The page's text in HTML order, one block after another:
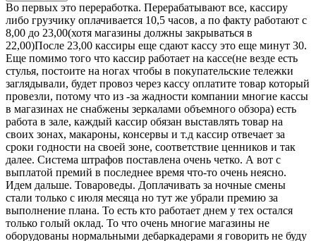
Во первых это переработка. Перерабатывают все, кассиру
либо грузчику оплачивается 10,5 часов, а по факту работают с
8,00 до 23,00(хотя магазины должны закрываться в
22,00)После 23,00 кассиры еще сдают кассу это еще минут 30.
Еще помимо того что кассир работает на кассе(не везде есть
стулья, постоите на ногах чтобы в покупательские тележки
заглядывали, будет провоз через кассу оплатите товар который
провезли, потому что из -за жадности компании многие кассы
в магазинах не снабжены зеркалами объемного обзора) есть
работа в зале, каждый кассир обязан выставлять товар на
своих зонах, макароны, консервы и т.д кассир отвечает за
сроки годности на своей зоне, соответствие ценников и так
далее. Система штрафов поставлена очень четко. А вот с
выплатой премий в последнее время что-то очень неясно.
Идем дальше. Товароведы. Доплачивать за ночные смены
стали только с июля месяца но тут же убрали премию за
выполнение плана. То есть кто работает днем у тех остался
только голый оклад. То что очень многие магазины не
оборудованы нормальными дебаркадерами я говорить не буду